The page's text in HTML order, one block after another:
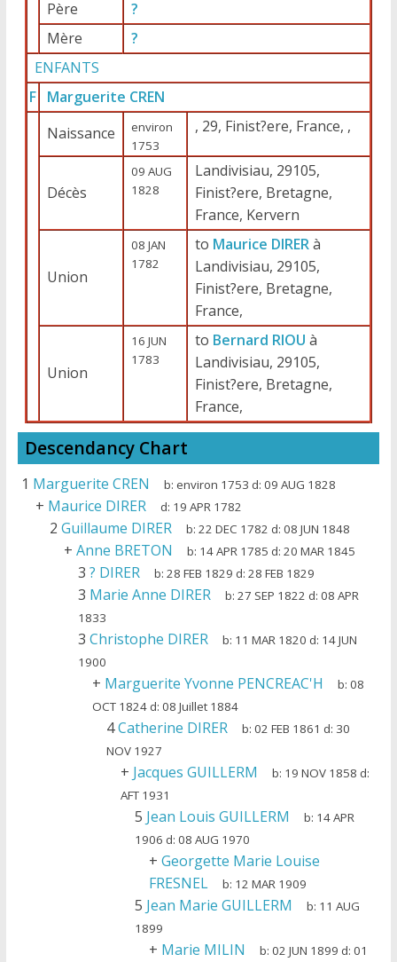
Père
?
Mère
?
ENFANTS
F Marguerite CREN
Naissance
environ
1753
, 29, Finist?ere, France, ,
Décès
09 AUG
1828
Landivisiau, 29105,
Finist?ere, Bretagne,
France, Kervern
Union
08 JAN
1782
to Maurice DIRERà
Landivisiau, 29105,
Finist?ere, Bretagne,
France,
Union
16 JUN
1783
to Bernard RIOU à
Landivisiau, 29105,
Finist?ere, Bretagne,
France,
Descendancy Chart
1 Marguerite CREN b:environ 1753 d:09 AUG 1828
+ Maurice DIRER d: 19 APR 1782
2 Guillaume DIRER b:22 DEC 1782 d:08 JUN 1848
+ Anne BRETON b: 14 APR 1785 d:20 MAR 1845
3 ? DIRER b:28 FEB 1829 d:28 FEB 1829
3 Marie Anne DIRER b:27 SEP 1822 d:08 APR
1833
3 Christophe DIRER b: 11 MAR 1820 d: 14 JUN
1900
+ Marguerite Yvonne PENCREAC'H b:08
OCT 1824d: 08 Juillet 1884
4Catherine DIRER b:02 FEB 1861 d: 30
NOV 1927
+ Jacques GUILLERM b: 19 NOV 1858 d:
AFT 1931
5 Jean Louis GUILLERM b: 14 APR
1906 d: 08 AUG 1970
+ Georgette Marie Louise
FRESNEL
b: 12 MAR 1909
5 Jean Marie GUILLERM b: 11 AUG
1899
+ Marie MILIN b:02 JUN 1899 d:01